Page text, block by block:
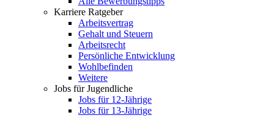
Karriere Ratgeber
Arbeitsvertrag
Gehalt und Steuern
Arbeitsrecht
Persönliche Entwicklung
Wohlbefinden
Weitere
Jobs für Jugendliche
Jobs für 12-Jährige
Jobs für 13-Jährige